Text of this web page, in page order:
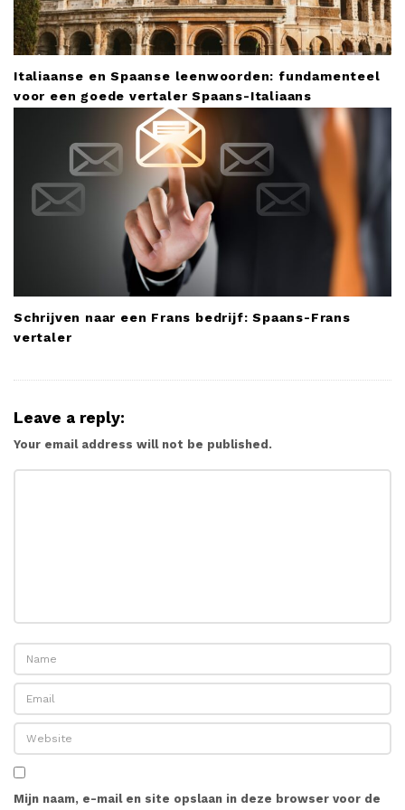
Italiaanse en Spaanse leenwoorden: fundamenteel
voor een goede vertaler Spaans-Italiaans
Schrijven naar een Frans bedrijf: Spaans-Frans
vertaler
Leave a reply:
Your email address will not be published.
Mijn naam, e-mail en site opslaan in deze browser voor de